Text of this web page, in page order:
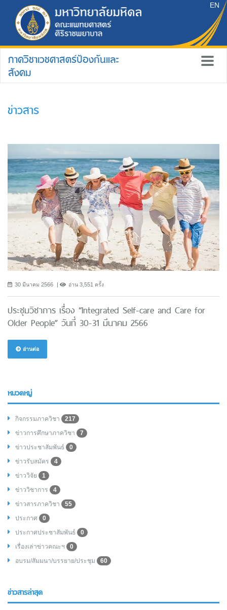
EN
ภาควิชาเวชศาสตร์ป้องกันและ
สังคม
ข่าวสาร
30 มีนาคม 2566 อ่าน 3,551 ครั้ง
ประชุมวิชาการ เรื่อง “Integrated Self-care and Care for
Older People” วันที่ 30-31 มีนาคม 2566
อ่านต่อ
หมวดหมู่
กิจกรรมภาควิชา
217
ข่าวการศึกษาภาควิชา
7
ข่าวประชาสัมพันธ์
0
ข่าวรับสมัคร
4
ข่าววิจัย
1
ข่าววิชาการ
4
ข่าวสารภาควิชา
55
ประกาศ
0
ประกาศประชาสัมพันธ์
0
เรื่องเล่าข่าวคณะฯ
0
อบรม/สัมมนา/บรรยาย/ประชุม
60
ข่าวสารล่าสุด